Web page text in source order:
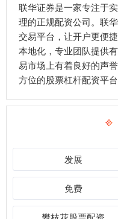
联华证券是一家专注于
理的正规配资公司。联
交易平台，让开户更便
本地化，专业团队提供
易市场上有着良好的声
方位的股票杠杆配资平台
发展
免费